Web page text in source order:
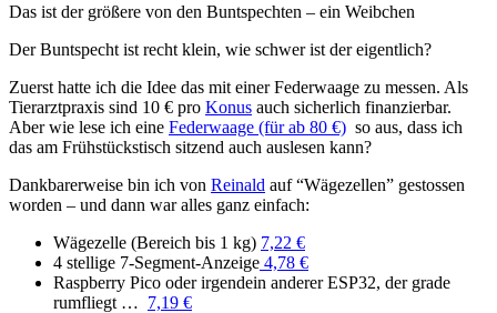
Das ist der größere von den Buntspechten – ein Weibchen
Der Buntspecht ist recht klein, wie schwer ist der eigentlich?
Zuerst hatte ich die Idee das mit einer Federwaage zu messen. Als
Tierarztpraxis sind 10 € pro Konus auch sicherlich finanzierbar.
Aber wie lese ich eine Federwaage (für ab 80 €) so aus, dass ich
das am Frühstückstisch sitzend auch auslesen kann?
Dankbarerweise bin ich von Reinald auf “Wägezellen” gestossen
worden – und dann war alles ganz einfach:
Wägezelle (Bereich bis 1 kg) 7,22 €
4 stellige 7-Segment-Anzeige 4,78 €
Raspberry Pico oder irgendein anderer ESP32, der grade
rumfliegt … 7,19 €